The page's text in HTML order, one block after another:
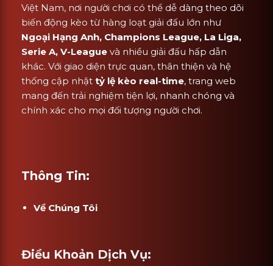
Việt Nam, nơi người chơi có thể dễ dàng theo dõi
biến động kèo từ hàng loạt giải đấu lớn như
Ngoại Hạng Anh, Champions League, La Liga,
Serie A, V-League và nhiều giải đấu hấp dẫn
khác. Với giao diện trực quan, thân thiện và hệ
thống cập nhật tỷ lệ kèo real-time, trang web
mang đến trải nghiệm tiện lợi, nhanh chóng và
chính xác cho mọi đối tượng người chơi.
Thông Tin:
Về Chúng Tôi
Điều Khoản Dịch Vụ: